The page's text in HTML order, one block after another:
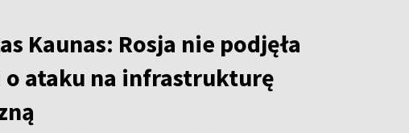
Kaunas: Rosja nie podjęła
o ataku na infrastrukturę